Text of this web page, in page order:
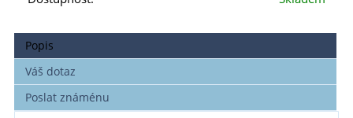
Popis
Váš dotaz
Poslat známénu